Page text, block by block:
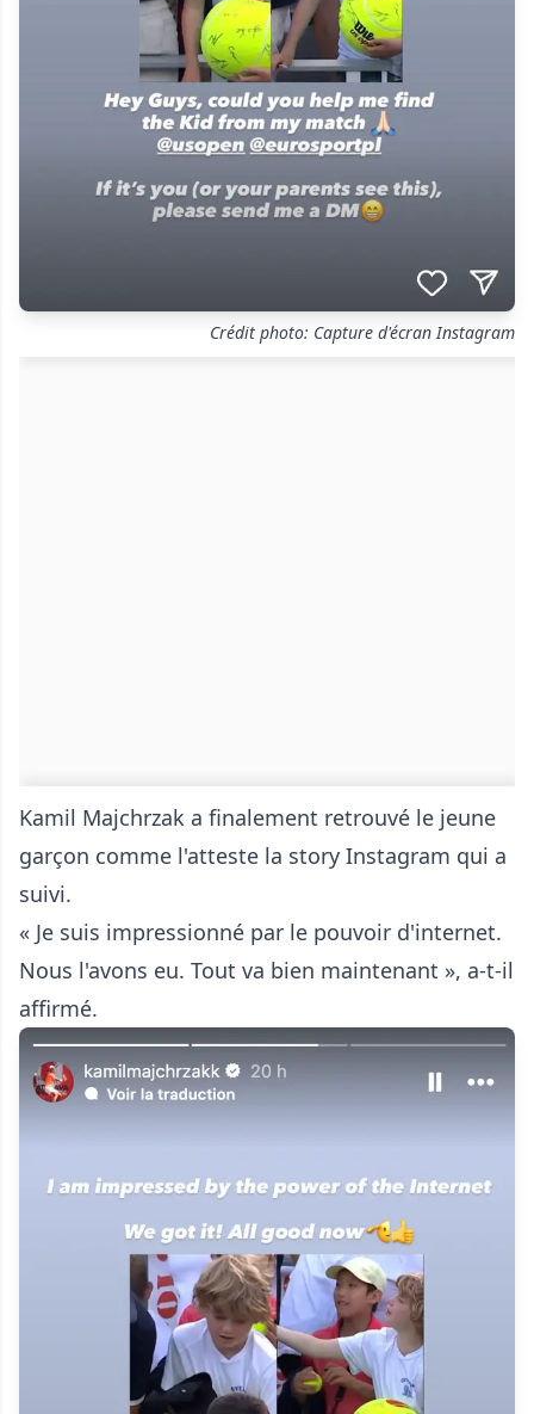
Crédit photo: Capture d'écran Instagram
Kamil Majchrzak a finalement retrouvé le jeune
garçon comme l'atteste la story Instagram qui a
suivi.
« Je suis impressionné par le pouvoir d'internet.
Nous l'avons eu. Tout va bien maintenant », a-t-il
affirmé.